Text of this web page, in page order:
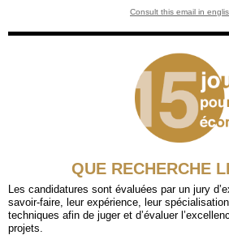
Consult this email in
QUE RECHERCHE
Les candidatures sont évaluées par un jury
savoir-faire, leur expérience, leur
techniques afin de juger et d’évaluer
projets.